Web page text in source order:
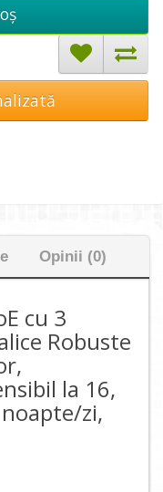
Opinii (0)
cu 3
Robuste
la 16,
zi,